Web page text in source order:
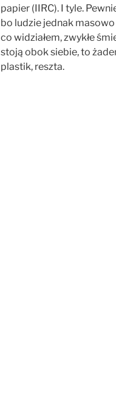
papier (IIRC). I tyle.
bo ludzie jednak
co widziałem, zwykłe
stoją obok siebie, to
plastik, reszta.